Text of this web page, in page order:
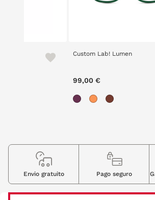
Custom Lab! Lumen
99,00 €
Envio gratuito Pago seguro